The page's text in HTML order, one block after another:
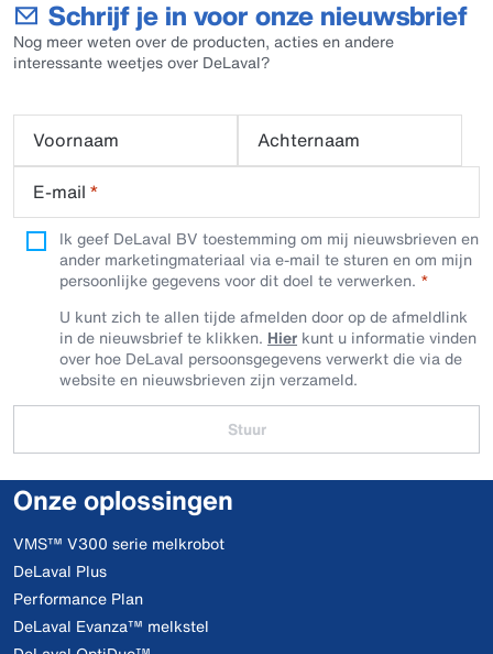
Schrijf je in voor onze nieuwsbrief
Nog meer weten over de producten, acties en andere
interessante weetjes over DeLaval?
Voornaam
Achternaam
E-mail *
Ik geef DeLaval BV toestemming om mij nieuwsbrieven en
ander marketingmateriaal via e-mail te sturen en om mijn
persoonlijke gegevens voor dit doel te verwerken.
U kunt zich te allen tijde afmelden door op de afmeldlink
in de nieuwsbrief te klikken. Hier kunt u informatie vinden
over hoe DeLaval persoonsgegevens verwerkt die via de
website en nieuwsbrieven zijn verzameld.
Stuur
Onze oplossingen
VMS™ V300 serie melkrobot
DeLaval Plus
Performance Plan
DeLaval Evanza™ melkstel